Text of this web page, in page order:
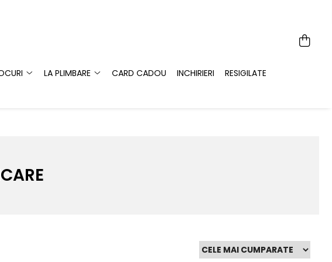
LA PLIMBARE CARD CADOU INCHIRIERI
RESIGILATE